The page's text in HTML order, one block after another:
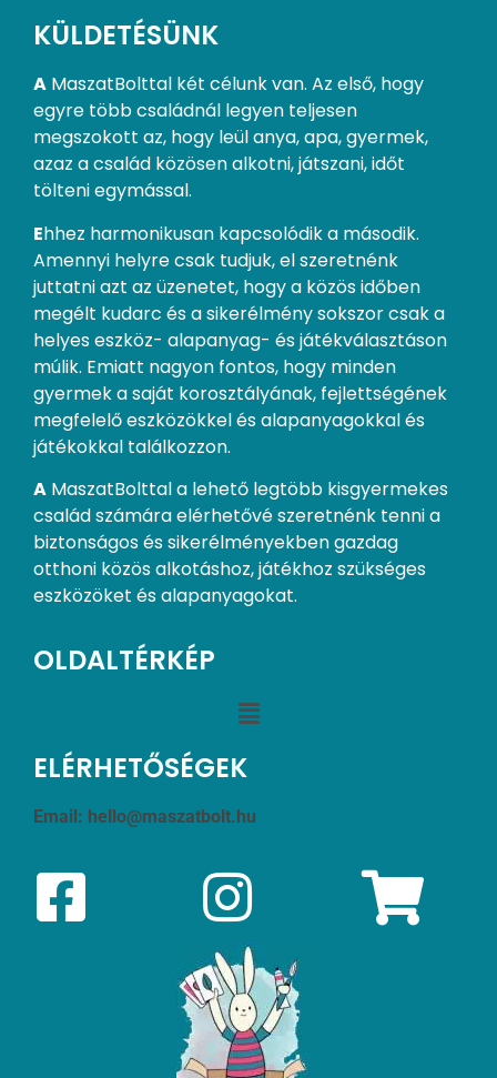
KÜLDETÉSÜNK
A MaszatBolttal két célunk van. Az első, hogy
egyre több családnál legyen teljesen
megszokott az, hogy leül anya, apa, gyermek,
azaz a család közösen alkotni, játszani, időt
tölteni egymással.
Ehhez harmonikusan kapcsolódik a második.
Amennyi helyre csak tudjuk, el szeretnénk
juttatni azt az üzenetet, hogy a közös időben
megélt kudarc és a sikerélmény sokszor csak a
helyes eszköz- alapanyag- és játékválasztáson
múlik. Emiatt nagyon fontos, hogy minden
gyermek a saját korosztályának, fejlettségének
megfelelő eszközökkel és alapanyagokkal és
játékokkal találkozzon.
A MaszatBolttal a lehető legtöbb kisgyermekes
család számára elérhetővé szeretnénk tenni a
biztonságos és sikerélményekben gazdag
otthoni közös alkotáshoz, játékhoz szükséges
eszközöket és alapanyagokat.
OLDALTÉRKÉP
ELÉRHETŐSÉGEK
Email: hello@maszatbolt.hu